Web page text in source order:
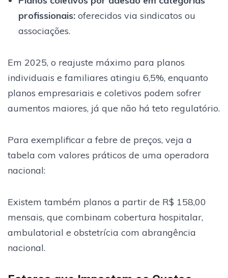
profissionais:oferecidos via sindicatos ou
associações.
Em 2025, o reajuste máximo para planos
individuais e familiares atingiu 6,5%, enquanto
planos empresariais e coletivos podem sofrer
aumentos maiores, já que não há teto regulatório.
Para exemplificar a febre de preços, veja a
tabela com valores práticos de uma operadora
nacional:
Existem também planos a partir de R$ 158,00
mensais, que combinam cobertura hospitalar,
ambulatorial e obstetrícia com abrangência
nacional.